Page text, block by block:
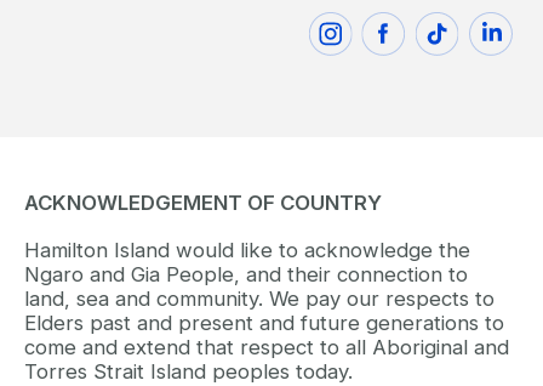
ACKNOWLEDGEMENT OF COUNTRY
Hamilton Island would like to acknowledge the
Ngaro and Gia People, and their connection to
land, sea and community. We pay our respects to
Elders past and present and future generations to
come and extend that respect to all Aboriginal and
Torres Strait Island peoples today.